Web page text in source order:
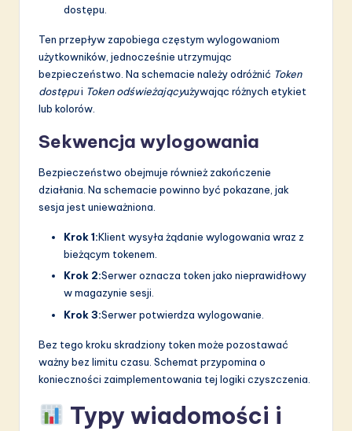
dostępu.
Ten przepływ zapobiega częstym wylogowaniom
użytkowników, jednocześnie utrzymując
bezpieczeństwo. Na schemacie należy odróżnić Token
dostępui Token odświeżającyużywając różnych etykiet
lub kolorów.
Sekwencja wylogowania
Bezpieczeństwo obejmuje również zakończenie
działania. Na schemacie powinno być pokazane, jak
sesja jest unieważniona.
Krok 1:Klient wysyła żądanie wylogowania wraz z
bieżącym tokenem.
Krok 2:Serwer oznacza token jako nieprawidłowy
w magazynie sesji.
Krok 3:Serwer potwierdza wylogowanie.
Bez tego kroku skradziony token może pozostawać
ważny bez limitu czasu. Schemat przypomina o
konieczności zaimplementowania tej logiki czyszczenia.
Typy wiadomości i